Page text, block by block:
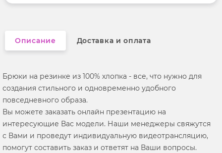
Описание Доставка и оплата
Брюки на резинке из 100% хлопка - все, что нужно для
создания стильного и одновременно удобного
повседневного образа.
Вы можете заказать онлайн презентацию на
интересующие Вас модели. Наши менеджеры свяжутся
с Вами и проведут индивидуальную видеотрансляцию,
помогут составить заказ и ответят на Ваши вопросы.